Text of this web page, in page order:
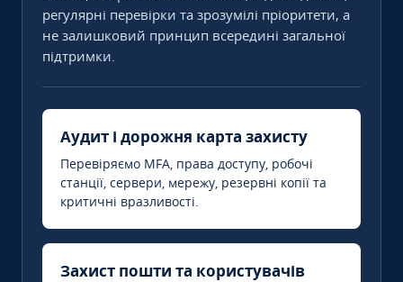
регулярні перевірки та зрозумілі пріоритети, а
не залишковий принцип всередині загальної
підтримки.
Аудит і дорожня карта захисту
Перевіряємо MFA, права доступу, робочі
станції, сервери, мережу, резервні копії та
критичні вразливості.
Захист пошти та користувачів